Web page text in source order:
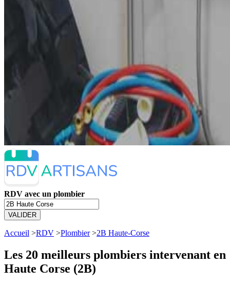
RDV avec un plombier
VALIDER
Accueil >RDV >Plombier>2B Haute-Corse
Les 20 meilleurs plombiers intervenant en
Haute Corse (2B)